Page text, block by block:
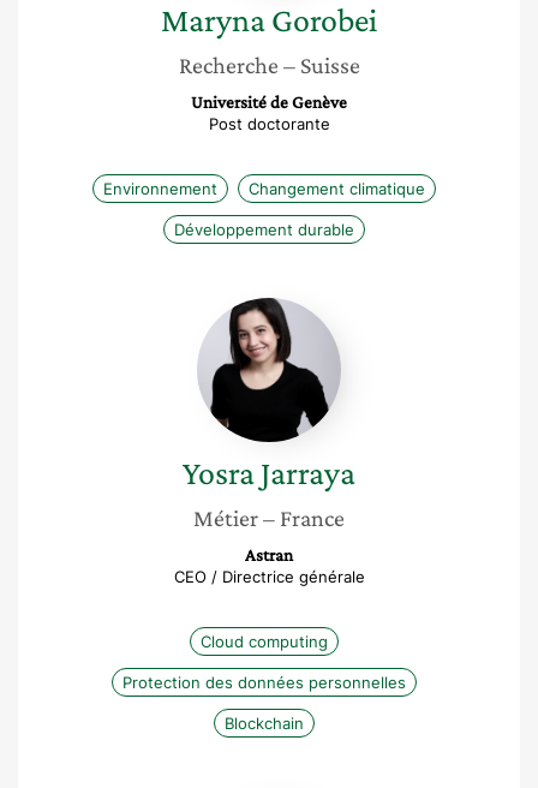
MarynaGorobei
Recherche – Suisse
Université de Genève
Post doctorante
Environnement Changement climatique
Développement durable
Yosra
Jarraya
YosraJarraya
Métier– France
Astran
CEO / Directrice générale
Cloud computing
Protection des données personnelles
Blockchain